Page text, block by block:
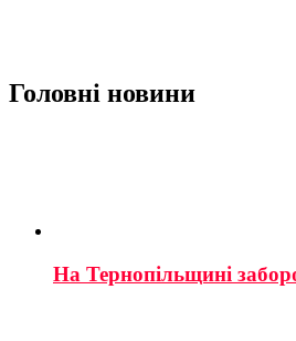
Головні новини
На Тернопільщині